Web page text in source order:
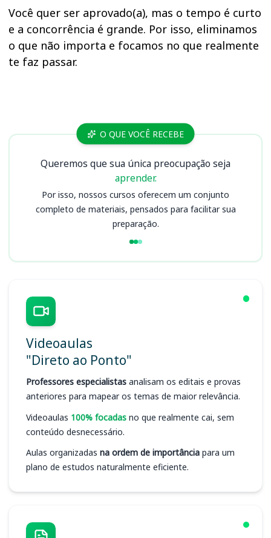
Você quer ser aprovado(a), mas o tempo é curto
e a concorrência é grande. Por isso, eliminamos
o que não importa e focamos no que realmente
te faz passar.
Cursos APS O QUE VOCÊ RECEBE
Queremos que sua única preocupação seja
aprender.
Por isso, nossos cursos oferecem um conjunto
completo de materiais, pensados para facilitar sua
preparação.
Videoaulas
"Direto ao Ponto"
Professores especialistas analisam os editais e provas
anteriores para mapear os temas de maior relevância.
Videoaulas 100% focadas no que realmente cai, sem
conteúdo desnecessário.
Aulas organizadas na ordem de importância para um
plano de estudos naturalmente eficiente.